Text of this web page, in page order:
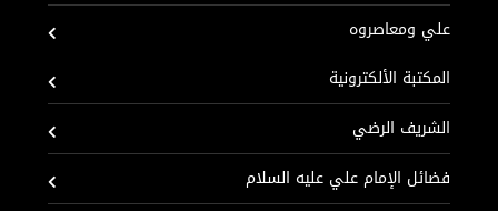
علي ومعاصروه
المكتبة الألكترونية
الشريف الرضي
فضائل الإمام علي عليه السلام